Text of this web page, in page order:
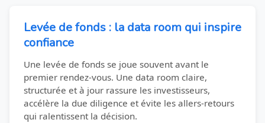
Levée de fonds : la data room qui inspire
confiance
Une levée de fonds se joue souvent avant le
premier rendez-vous. Une data room claire,
structurée et à jour rassure les investisseurs,
accélère la due diligence et évite les allers-retours
qui ralentissent la décision.